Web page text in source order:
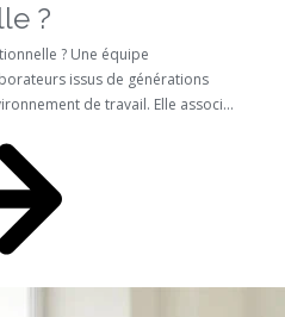
?
? Une équipe
issus de générations
de travail. Elle associ...